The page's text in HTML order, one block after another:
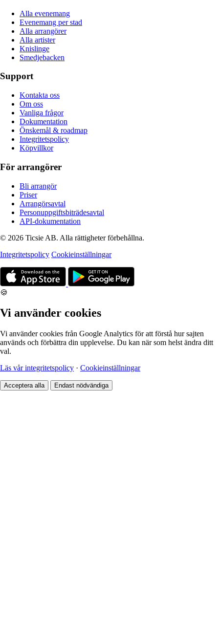
Alla evenemang
Evenemang per stad
Alla arrangörer
Alla artister
Knislinge
Smedjebacken
Support
Kontakta oss
Om oss
Vanliga frågor
Dokumentation
Önskemål & roadmap
Integritetspolicy
Köpvillkor
För arrangörer
Bli arrangör
Priser
Arrangörsavtal
Personuppgiftsbiträdesavtal
API-dokumentation
© 2026 Ticsie AB. Alla rättigheter förbehållna.
Integritetspolicy Cookieinställningar
🍪
Vi använder cookies
Vi använder cookies från Google Analytics för att förstå hur sajten
används och förbättra din upplevelse. Du kan när som helst ändra ditt
val.
Läs vår integritetspolicy · Cookieinställningar
Acceptera alla Endast nödvändiga